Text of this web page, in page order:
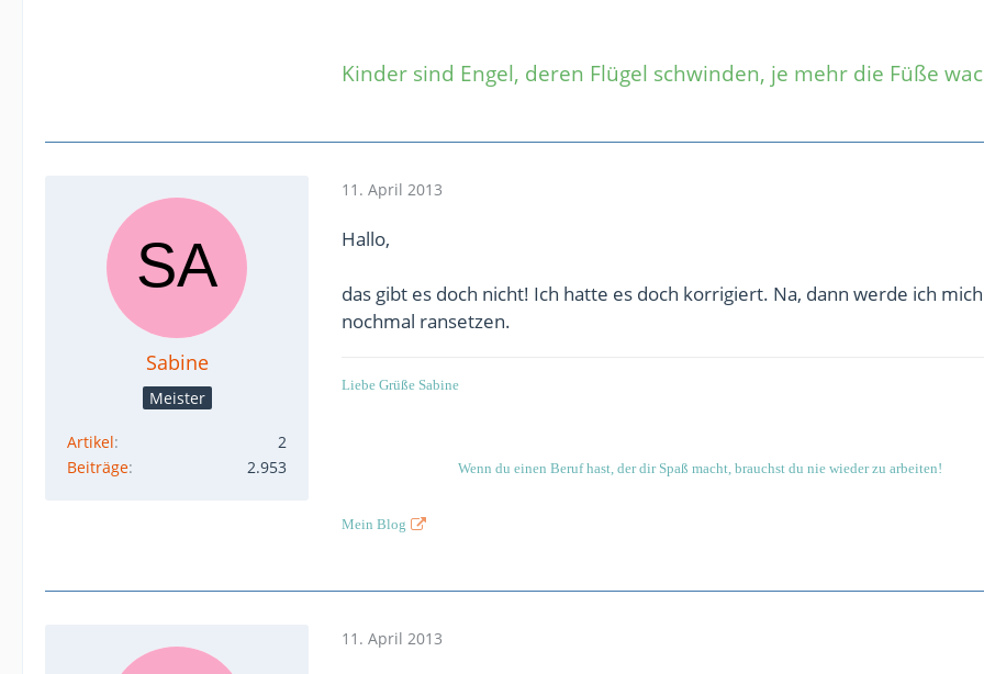
Kinder sind Engel, deren Flügel schwinden, je mehr die Füße
Sabine
Meister
Artikel
2
Beiträge
2.953
11. April 2013
Hallo,
das gibt es doch nicht! Ich hatte es doch korrigiert. Na, dann werde ich mich
nochmal ransetzen.
Liebe Grüße Sabine
Wenn du einen Beruf hast, der dir Spaß macht, brauchst du nie wieder zu arbeiten!
Mein Blog
11. April 2013